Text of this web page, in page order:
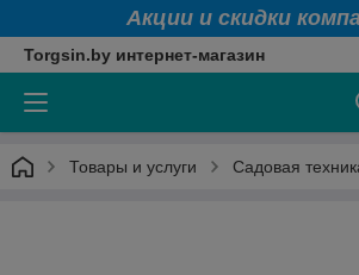
Акции и скидки
Torgsin.by интернет-магазин
Товары и услуги Садовая